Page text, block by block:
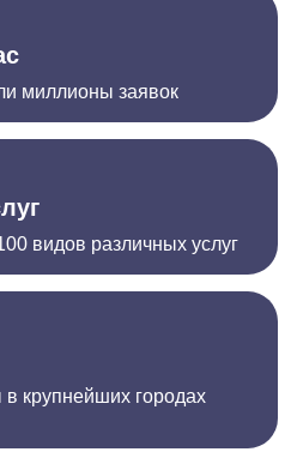
миллионы заявок
видов различных услуг
крупнейших городах